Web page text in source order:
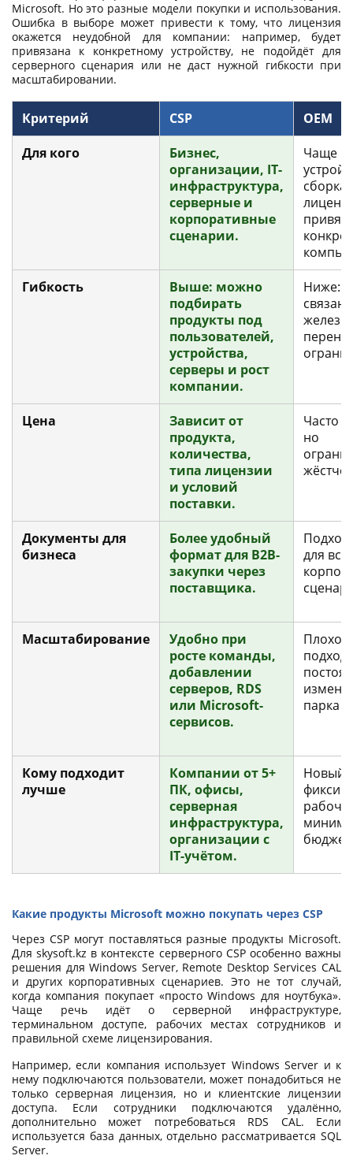
Microsoft. Но это разные модели покупки и использования.
Ошибка в выборе может привести к тому, что лицензия
окажется неудобной для компании: например, будет
привязана к конкретному устройству, не подойдёт для
серверного сценария или не даст нужной гибкости при
масштабировании.
Критерий CSP
OEM
Для кого
Бизнес,
организации, IT-
инфраструктура,
серверные и
корпоративные
сценарии.
Чаще
сборка
Гибкость
Выше: можно
подбирать
продукты под
пользователей,
устройства,
серверы и рост
компании.
Ниже:
Цена
Зависит от
продукта,
количества,
типа лицензии
и условий
поставки.
Часто
но
жёстче.
Документы для
бизнеса
Более удобный
формат для B2B-
закупки через
поставщика.
для
Масштабирование
Удобно при
росте команды,
добавлении
серверов, RDS
или Microsoft-
сервисов.
Плохо
парка
Кому подходит
лучше
Компании от 5+
ПК, офисы,
серверная
инфраструктура,
организации с
IT-учётом.
Новый
бюджет.
Какие продукты Microsoft можно покупать через CSP
Через CSP могут поставляться разные продукты Microsoft.
Для skysoft.kz в контексте серверного CSP особенно важны
решения для Windows Server, Remote Desktop Services CAL
и других корпоративных сценариев. Это не тот случай,
когда компания покупает «просто Windows для ноутбука».
Чаще речь идёт о серверной инфраструктуре,
терминальном доступе, рабочих местах сотрудников и
правильной схеме лицензирования.
Например, если компания использует Windows Server и к
нему подключаются пользователи, может понадобиться не
только серверная лицензия, но и клиентские лицензии
доступа. Если сотрудники подключаются удалённо,
дополнительно может потребоваться RDS CAL. Если
используется база данных, отдельно рассматривается SQL
Server.